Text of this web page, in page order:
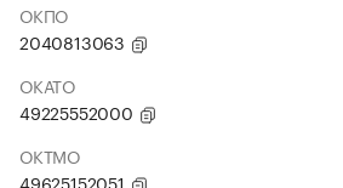
ОКПО
2040813063
ОКАТО
49225552000
ОКТМО
49625152051